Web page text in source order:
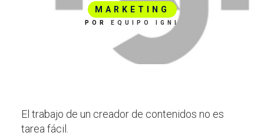
MARKETING
POR EQUIPO IGNI
El trabajo de un creador de contenidos no es
tarea fácil.